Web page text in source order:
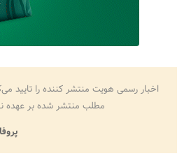
اخبار رسمی هویت منتشر کننده را
مطلب منتشر شده بر عهده